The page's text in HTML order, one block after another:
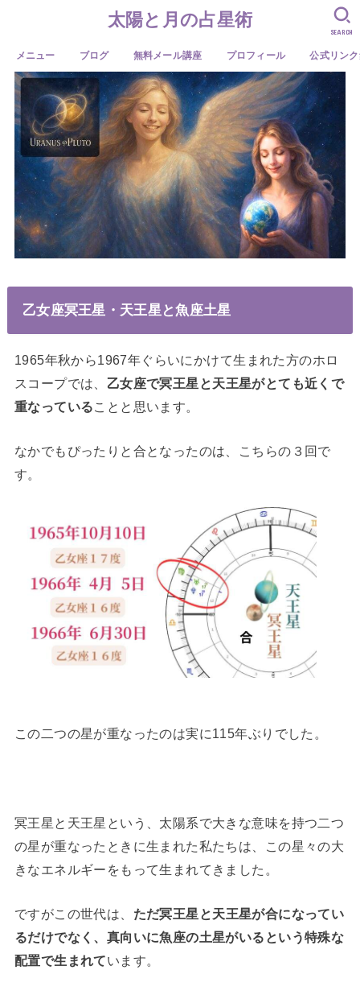
太陽と月の占星術
メニュー ブログ 無料メール講座 プロフィール 公式リン
SEARCH
乙女座冥王星・天王星と魚座土星
1965年秋から1967年ぐらいにかけて生まれた方のホロ
スコープでは、 乙女座で冥王星と天王星がとても近くで
重なっていることと思います。
なかでもぴったりと合となったのは、こちらの３回で
す。
この二つの星が重なったのは実に115年ぶりでした。
冥王星と天王星という、太陽系で大きな意味を持つ二つ
の星が重なったときに生まれた私たちは、この星々の大
きなエネルギーをもって生まれてきました。
ですがこの世代は、 ただ冥王星と天王星が合になってい
るだけでなく、真向いに魚座の土星がいるという特殊な
配置で生まれています。